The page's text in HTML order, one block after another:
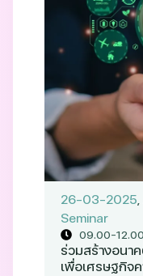
26-03-2025,
Seminar
ร่วมสร้างอนา
เพื่อเศรษฐกิจ